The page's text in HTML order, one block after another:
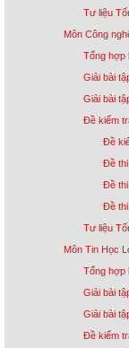
Tư liệu
Môn Công
Tổng hợp
Giải bài
Giải bài
Đề kiểm
Đề
Đề thi
Đề thi
Đề
Tư liệu
Môn Tin Học
Tổng hợp
Giải bài
Giải bài
Đề kiểm